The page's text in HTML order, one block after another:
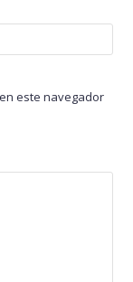
este navegador